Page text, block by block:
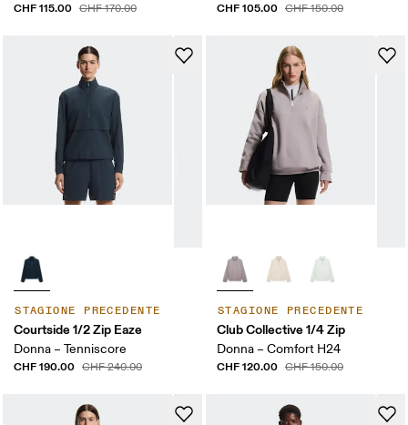
CHF 115.00 CHF 170.00 CHF 105.00 CHF 150.00
STAGIONE PRECEDENTE
Courtside 1/2 Zip Eaze
Donna – Tenniscore
CHF 190.00 CHF 240.00
STAGIONE PRECEDENTE
Club Collective 1/4 Zip
Donna – Comfort H24
CHF 120.00 CHF 150.00